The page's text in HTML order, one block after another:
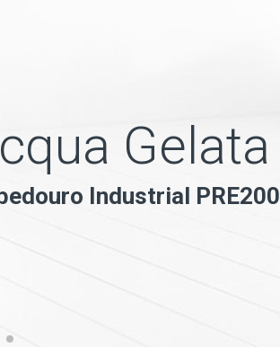
cqua Gelata
edouro Industrial PRE200